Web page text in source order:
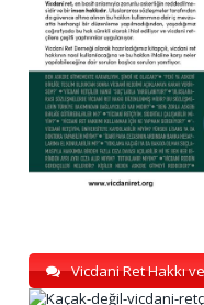
Vicdani Ret Hakkı